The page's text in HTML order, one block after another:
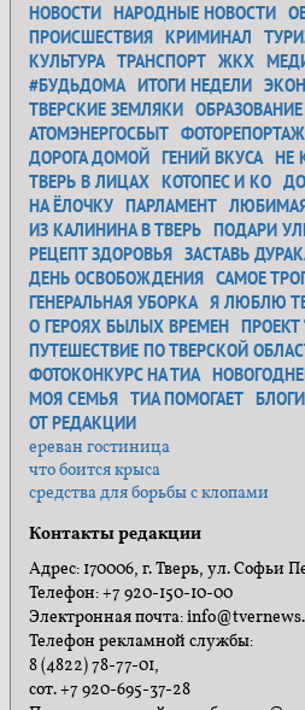
НОВОСТИ НАРОДНЫЕ НОВОСТИ
ПРОИСШЕСТВИЯ КРИМИНАЛ
КУЛЬТУРА ТРАНСПОРТ ЖКХ
#БУДЬДОМА ИТОГИ НЕДЕЛИ
ТВЕРСКИЕ ЗЕМЛЯКИ ОБРАЗОВАНИЕ
АТОМЭНЕРГОСБЫТ ФОТОРЕПОРТАЖ
ДОРОГА ДОМОЙ ГЕНИЙ ВКУСА НЕ
ТВЕРЬ В ЛИЦАХ КОТОПЕС И КО
НА ЁЛОЧКУ ПАРЛАМЕНТ
ИЗ КАЛИНИНА В ТВЕРЬ ПОДАРИ
РЕЦЕПТ ЗДОРОВЬЯ ЗАСТАВЬ
ДЕНЬ ОСВОБОЖДЕНИЯ САМОЕ
ГЕНЕРАЛЬНАЯ УБОРКА Я ЛЮБЛЮ
О ГЕРОЯХ БЫЛЫХ ВРЕМЕН ПРОЕКТ
ПУТЕШЕСТВИЕ ПО ТВЕРСКОЙ
ФОТОКОНКУРС НА ТИА
МОЯ СЕМЬЯ ТИА ПОМОГАЕТ БЛОГИ
ОТ РЕДАКЦИИ
ереван гостиница
что боится крыса
средства для борьбы с клопами
Контакты редакции
Адрес: 170006, г. Тверь, ул. Софьи
Телефон: +7 920-150-10-00
Электронная почта:
Телефон рекламной службы:
8 (4822) 78-77-01,
сот. +7 920-695-37-28